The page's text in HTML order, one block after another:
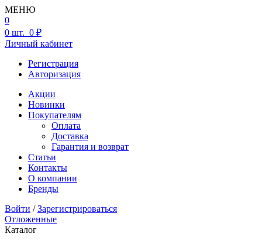
МЕНЮ
0
0 шт. 0 ₽
Личный кабинет
Регистрация
Авторизация
Акции
Новинки
Покупателям
Оплата
Доставка
Гарантия и возврат
Статьи
Контакты
О компании
Бренды
Войти /Зарегистрироваться
Отложенные
Каталог